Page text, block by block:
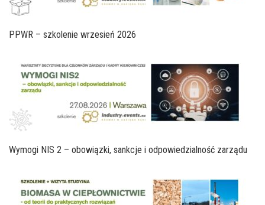
PPWR – szkolenie wrzesień 2026
Wymogi NIS 2 – obowiązki, sankcje i odpowiedzialność zarządu